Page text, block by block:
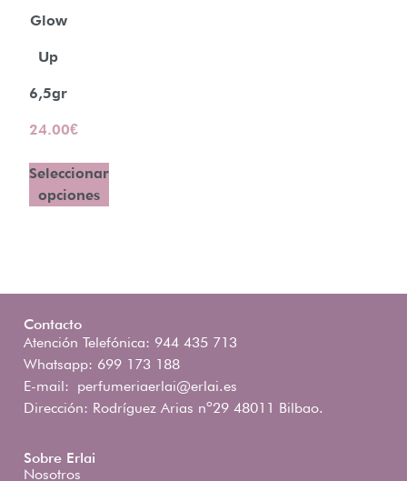
Glow
Up
6,5gr
24.00€
Seleccionar
opciones
Contacto
Atención Telefónica: 944 435 713
Whatsapp: 699 173 188
E-mail: perfumeriaerlai@erlai.es
Dirección: Rodríguez Arias nº29 48011 Bilbao.
Sobre Erlai
Nosotros